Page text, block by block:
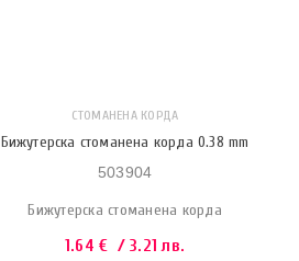
СТОМАНЕНА КОРДА
Бижутерска стоманена корда 0.38 mm
503904
Бижутерска стоманена корда
1.64€ / 3.21 лв.